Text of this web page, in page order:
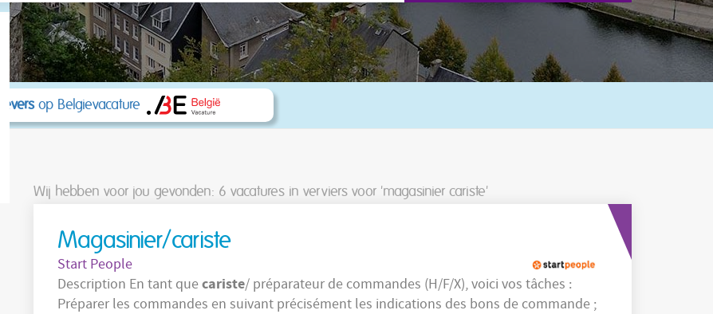
op Belgievacature
Wij hebben voor jou gevonden: 6 vacatures in verviers voor 'magasinier cariste'
Magasinier/cariste
Start People
Description En tant quecariste/ préparateur de commandes (H/F/X), voici vos tâches :
Préparer les commandes en suivant précisément les indications des bons de commande ;